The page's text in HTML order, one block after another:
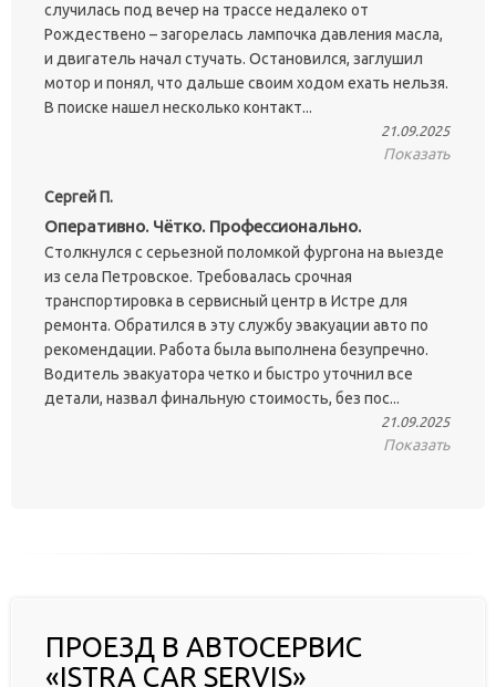
случилась под вечер на трассе недалеко от
Рождествено – загорелась лампочка давления масла,
и двигатель начал стучать. Остановился, заглушил
мотор и понял, что дальше своим ходом ехать нельзя.
В поиске нашел несколько контакт...
21.09.2025
Показать
Сергей П.
Оперативно. Чётко. Профессионально.
Столкнулся с серьезной поломкой фургона на выезде
из села Петровское. Требовалась срочная
транспортировка в сервисный центр в Истре для
ремонта. Обратился в эту службу эвакуации авто по
рекомендации. Работа была выполнена безупречно.
Водитель эвакуатора четко и быстро уточнил все
детали, назвал финальную стоимость, без пос...
21.09.2025
Показать
ПРОЕЗД В АВТОСЕРВИС
«ISTRA CAR SERVIS»